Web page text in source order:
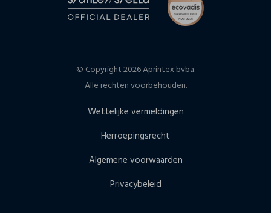
© Copyright 2026 Aprintex bvba.
Alle rechten voorbehouden.
Wettelijke vermeldingen
Herroepingsrecht
Algemene voorwaarden
Privacybeleid